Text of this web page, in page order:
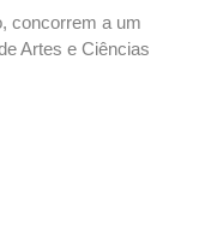
concorrem a um
Artes e Ciências